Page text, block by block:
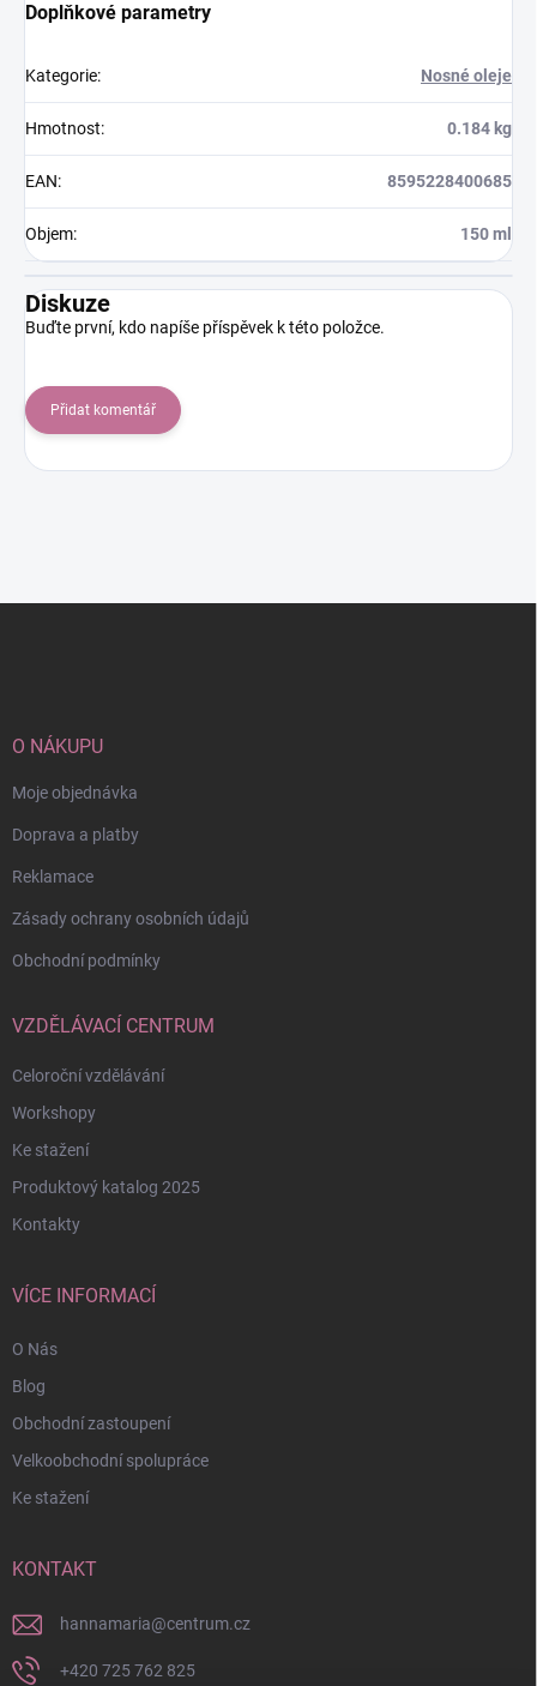
Doplňkové parametry
Kategorie: Nosné oleje
Hmotnost: 0.184 kg
EAN: 8595228400685
Objem: 150 ml
Diskuze
Buďte první, kdo napíše příspěvek k této položce.
Přidat komentář
O NÁKUPU
Moje objednávka
Doprava a platby
Reklamace
Zásady ochrany osobních údajů
Obchodní podmínky
VZDĚLÁVACÍ CENTRUM
Celoroční vzdělávání
Workshopy
Ke stažení
Produktový katalog 2025
Kontakty
VÍCE INFORMACÍ
O Nás
Blog
Obchodní zastoupení
Velkoobchodní spolupráce
Ke stažení
KONTAKT
hannamaria@centrum.cz
+420 725 762 825